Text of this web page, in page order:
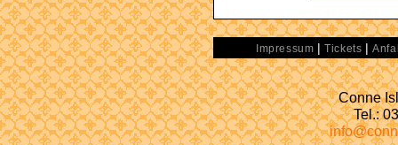
Impressum |Tickets |
Conne
Tel.: